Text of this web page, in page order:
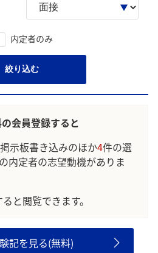
内定者のみ
絞り込む
会員登録すると
示板書き込みのほか4件の選
内定者の志望動機がありま
ると閲覧できます。
記を見る(無料)